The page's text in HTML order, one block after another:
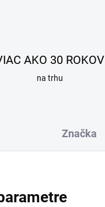
AKO 30 ROKOV
na trhu
Značka